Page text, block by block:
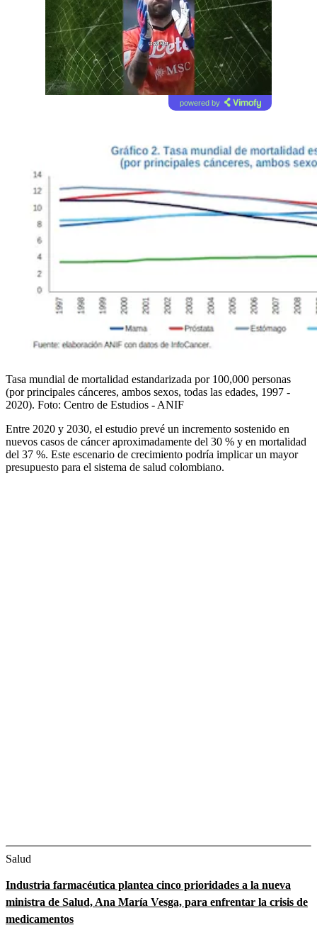
powered by
Tasa mundial de mortalidad estandarizada por 100,000 personas
(por principales cánceres, ambos sexos, todas las edades, 1997 -
2020). Foto: Centro de Estudios - ANIF
Entre 2020 y 2030, el estudio prevé un incremento sostenido en
nuevos casos de cáncer aproximadamente del 30 % y en mortalidad
del 37 %. Este escenario de crecimiento podría implicar un mayor
presupuesto para el sistema de salud colombiano.
Salud
Industria farmacéutica plantea cinco prioridades a la nueva
ministra de Salud, Ana María Vesga, para enfrentar la crisis de
medicamentos